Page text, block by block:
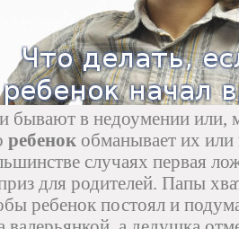
бывают в недоумении или,
ребенок обманывает их или
случаях первая
для родителей. Папы
ребенок постоял и